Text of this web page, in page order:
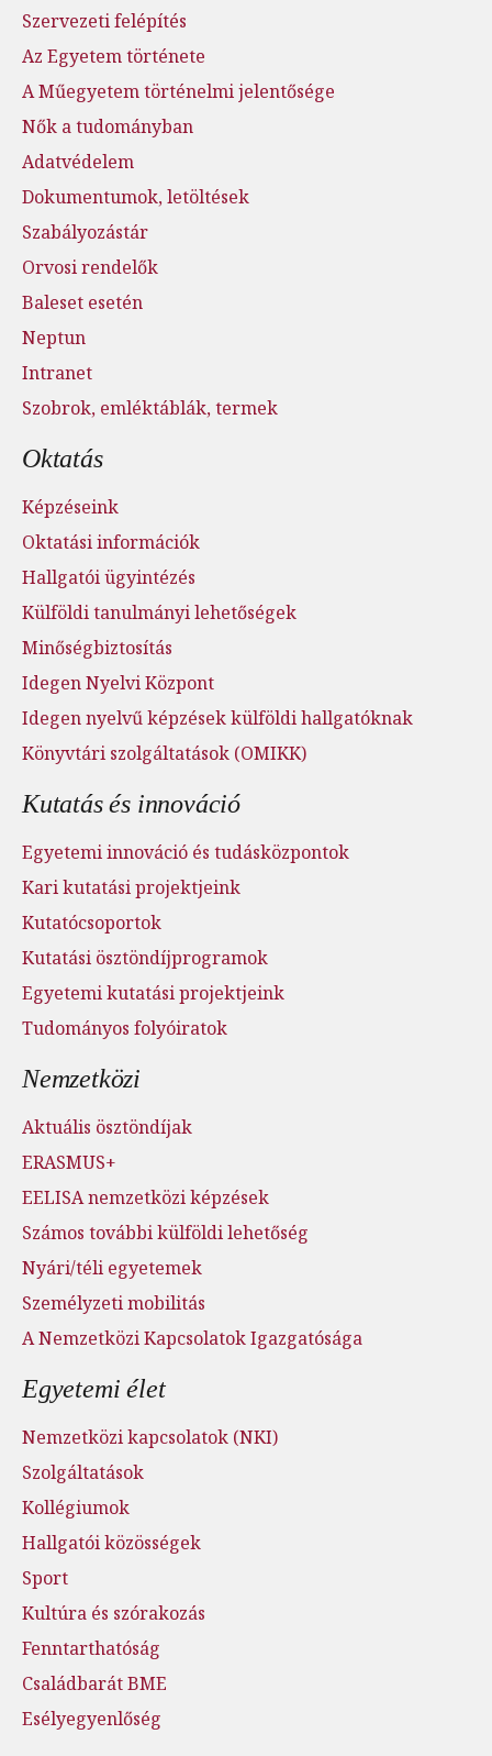
Szervezeti felépítés
Az Egyetem története
A Műegyetem történelmi jelentősége
Nők a tudományban
Adatvédelem
Dokumentumok, letöltések
Szabályozástár
Orvosi rendelők
Baleset esetén
Neptun
Intranet
Szobrok, emléktáblák, termek
Oktatás
Képzéseink
Oktatási információk
Hallgatói ügyintézés
Külföldi tanulmányi lehetőségek
Minőségbiztosítás
Idegen Nyelvi Központ
Idegen nyelvű képzések külföldi hallgatóknak
Könyvtári szolgáltatások (OMIKK)
Kutatás és innováció
Egyetemi innováció és tudásközpontok
Kari kutatási projektjeink
Kutatócsoportok
Kutatási ösztöndíjprogramok
Egyetemi kutatási projektjeink
Tudományos folyóiratok
Nemzetközi
Aktuális ösztöndíjak
ERASMUS+
EELISA nemzetközi képzések
Számos további külföldi lehetőség
Nyári/téli egyetemek
Személyzeti mobilitás
A Nemzetközi Kapcsolatok Igazgatósága
Egyetemi élet
Nemzetközi kapcsolatok (NKI)
Szolgáltatások
Kollégiumok
Hallgatói közösségek
Sport
Kultúra és szórakozás
Fenntarthatóság
Családbarát BME
Esélyegyenlőség